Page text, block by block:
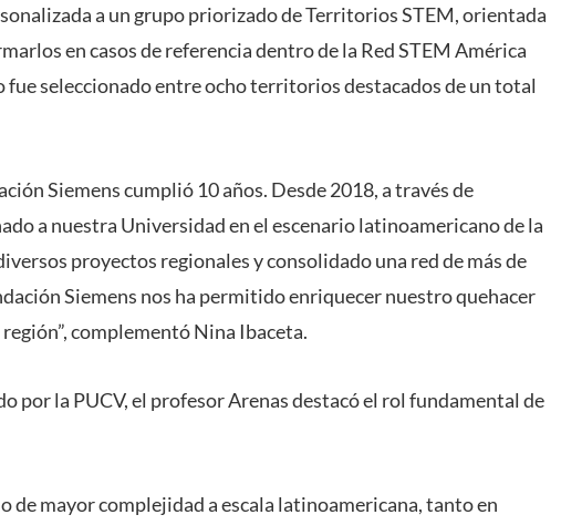
a un grupo priorizado de Territorios STEM, orientada
en casos de referencia dentro de la Red STEM América
fue seleccionado entre ocho territorios destacados de un total
Siemens cumplió 10 años. Desde 2018, a través de
a nuestra Universidad en el escenario latinoamericano de la
proyectos regionales y consolidado una red de más de
Siemens nos ha permitido enriquecer nuestro quehacer
complementó Nina Ibaceta.
por la PUCV, el profesor Arenas destacó el rol fundamental de
de mayor complejidad a escala latinoamericana, tanto en